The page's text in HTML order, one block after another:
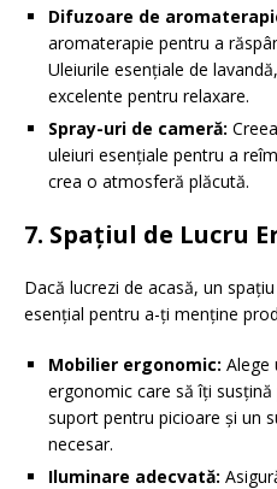
Difuzoare de
aromaterapie pentru a
Uleiurile esențiale de
excelente pentru relaxare.
Spray-uri de cameră:
uleiuri esențiale pentru a
crea o atmosferă plăcută.
7. Spațiul de Lucru
Dacă lucrezi de acasă, un
esențial pentru a-ți menține
Mobilier ergonomic: Alege
ergonomic care să îți
suport pentru picioare și un
necesar.
Iluminare adecvată: